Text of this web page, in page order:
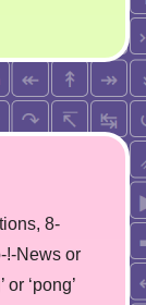
8-
!-News or
‘pong’